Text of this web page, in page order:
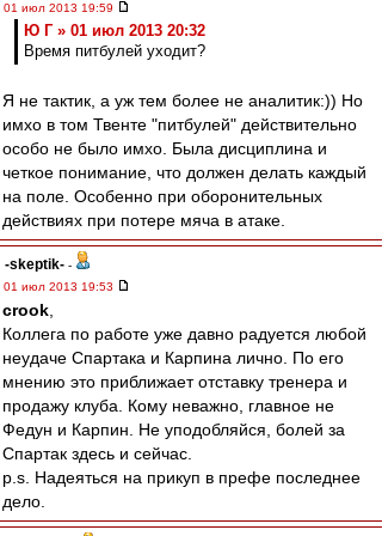
01 июл 2013 19:59
Ю Г » 01 июл 2013 20:32
Время питбулей уходит?
Я не тактик, а уж тем более не аналитик:)) Но
имхо в том Твенте "питбулей" действительно
особо не было имхо. Была дисциплина и
четкое понимание, что должен делать каждый
на поле. Особенно при оборонительных
действиях при потере мяча в атаке.
-skeptik- -
01 июл 2013 19:53
crook
Коллега по работе уже давно радуется любой
неудаче Спартака и Карпина лично. По его
мнению это приближает отставку тренера и
продажу клуба. Кому неважно, главное не
Федун и Карпин. Не уподобляйся, болей за
Спартак здесь и сейчас.
p.s. Надеяться на прикуп в префе последнее
дело.